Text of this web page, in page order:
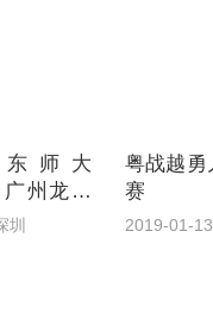
东师大
州龙狮
圳
粤战越勇
赛
2019-01-